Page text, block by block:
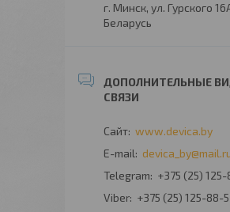
г. Минск, ул. Гурского
Беларусь
www.devica.by
+375 (25)
+375 (25) 125-88-